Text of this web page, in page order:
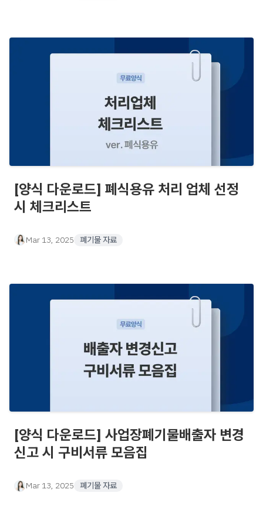
[양식 다운로드] 폐식용유 처리 업체 선정
시 체크리스트
Mar 13, 2025 폐기물 자료
[양식 다운로드] 사업장폐기물배출자 변경
신고 시 구비서류 모음집
Mar 13, 2025 폐기물 자료